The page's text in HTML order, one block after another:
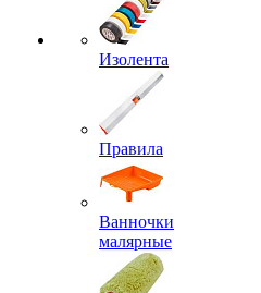
Изолента
Правила
Ванночки
малярные